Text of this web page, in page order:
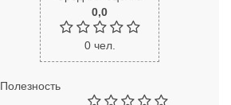
0,0
0чел.
Полезность